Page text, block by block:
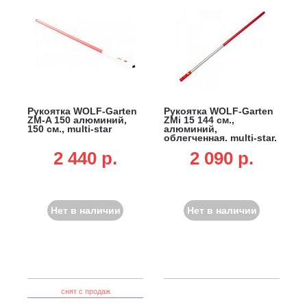
Рукоятка WOLF-Garten
ZM-A 150 алюминий,
150 см., multi-star
2 440 p.
Нет в наличии
Рукоятка WOLF-Garten
ZMi 15 144 см.,
алюминий,
облегченная, multi-star,
3-в-1, SR-M 60 и лопат
для очистки от снега
2 090 p.
Нет в наличии
снят с продаж